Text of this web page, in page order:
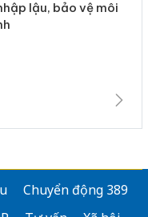
lậu, bảo vệ môi
Chuyển động 389